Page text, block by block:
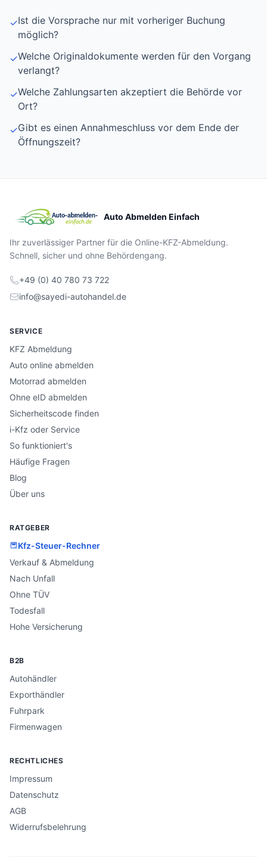
✓Ist die Vorsprache nur mit vorheriger Buchung
möglich?
✓Welche Originaldokumente werden für den Vorgang
verlangt?
✓Welche Zahlungsarten akzeptiert die Behörde vor
Ort?
✓Gibt es einen Annahmeschluss vor dem Ende der
Öffnungszeit?
Auto Abmelden Einfach
Ihr zuverlässiger Partner für die Online-KFZ-Abmeldung.
Schnell, sicher und ohne Behördengang.
+49 (0) 40 780 73 722
info@sayedi-autohandel.de
SERVICE
KFZ Abmeldung
Auto online abmelden
Motorrad abmelden
Ohne eID abmelden
Sicherheitscode finden
i-Kfz oder Service
So funktioniert's
Häufige Fragen
Blog
Über uns
RATGEBER
Kfz-Steuer-Rechner
Verkauf & Abmeldung
Nach Unfall
Ohne TÜV
Todesfall
Hohe Versicherung
B2B
Autohändler
Exporthändler
Fuhrpark
Firmenwagen
RECHTLICHES
Impressum
Datenschutz
AGB
Widerrufsbelehrung